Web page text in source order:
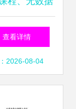
目经验 如何
据产品经理
查看详情
2026-08-04